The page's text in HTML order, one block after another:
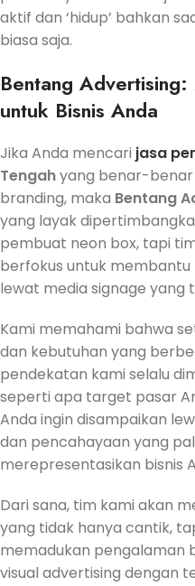
aktif dan ‘hidup’ bahkan
biasa saja.
Bentang Advertising:
untuk Bisnis Anda
Jika Anda mencari jasa
Tengahyang benar-
branding, maka Bentang
yang layak
pembuat neon box, tapi
berfokus untuk membantu
lewat media signage yang
Kami memahami bahwa
dan kebutuhan yang
pendekatan kami selalu
seperti apa target pasar
Anda ingin disampaikan
dan pencahayaan yang
merepresentasikan bisnis
Dari sana, tim kami akan
yang tidak hanya cantik,
memadukan pengalaman
visual advertising dengan